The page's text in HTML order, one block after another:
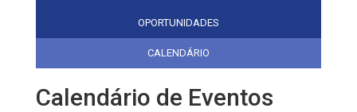
OPORTUNIDADES
CALENDÁRIO
Calendário de Eventos